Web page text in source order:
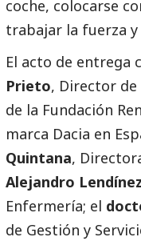
coche, colocarse
trabajar la fuerza
El acto de entrega
Prieto, Director
de la Fundación
marca Dacia en
Quintana,
Alejandro Lendínez
Enfermería; el
de Gestión y